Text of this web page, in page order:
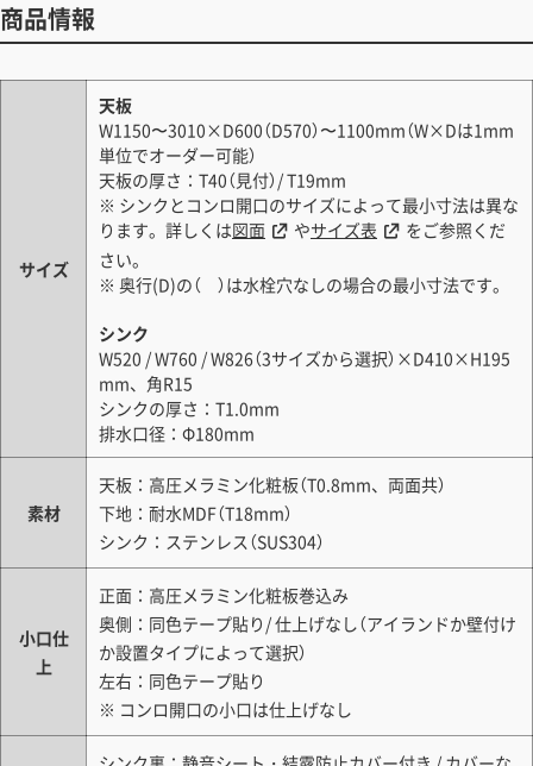
商品情報
サイズ
天板
W1150〜3010×D600（D570）〜1100mm（W×Dは1mm
単位でオーダー可能）
天板の厚さ：T40（見付）/ T19mm
※ シンクとコンロ開口のサイズによって最小寸法は異な
ります。詳しくは図面 やサイズ表
をご参照くだ
さい。
※ 奥行(D)の（ ）は水栓穴なしの場合の最小寸法です。
シンク
W520 / W760 / W826（3サイズから選択）×D410×H195
mm、角R15
シンクの厚さ：T1.0mm
排水口径：Φ180mm
素材
天板：高圧メラミン化粧板（T0.8mm、両面共）
下地：耐水MDF（T18mm）
シンク：ステンレス（SUS304）
小口仕
上
正面：高圧メラミン化粧板巻込み
奥側：同色テープ貼り/ 仕上げなし（アイランドか壁付け
か設置タイプによって選択）
左右：同色テープ貼り
※ コンロ開口の小口は仕上げなし